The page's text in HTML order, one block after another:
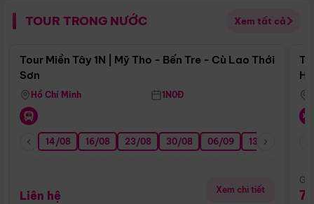
TOUR TRONG NƯỚC Xem tất cả
Điểm nổi bật
Tour Miền Tây 1N | Mỹ Tho - Bến Tre - Cù Lao Thới
Sơn
Hồ Chí Minh 1N0Đ
14/08 16/08 23/08 30/08 06/09 13/09
Liên hệ Xem chi tiết